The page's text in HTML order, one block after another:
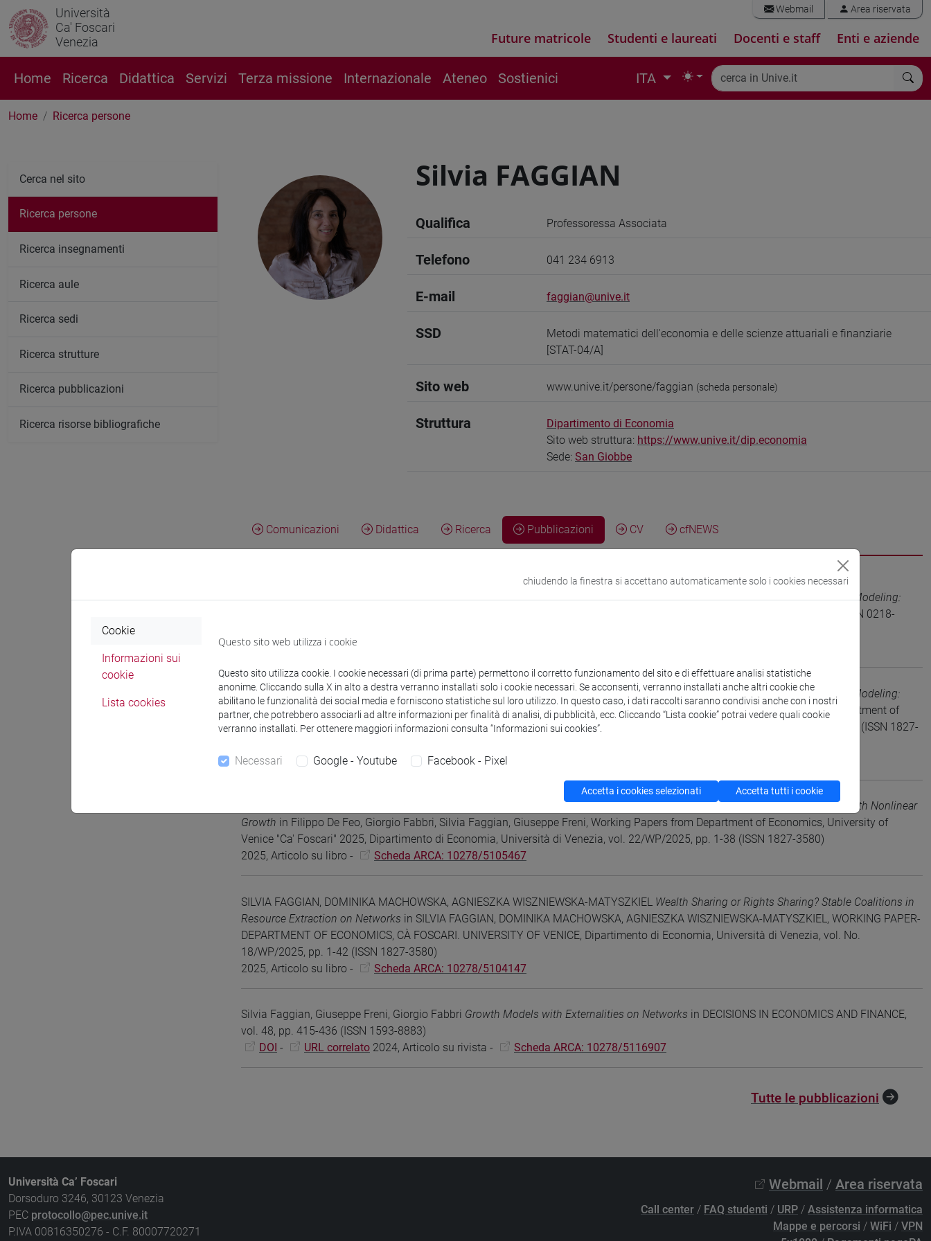
Università
Ca' Foscari
Venezia
Webmail Area riservata
Future matricole Studenti e laureati Docenti e staff Enti e aziende
Home Ricerca Didattica Servizi Terza missione Internazionale Ateneo Sostienici ITA
Home Ricerca persone
Silvia FAGGIAN
Qualifica Professoressa Associata
Telefono 041 234 6913
E-mail faggian@unive.it
SSD
Metodi matematici dell'economia e delle scienze attuariali e finanziarie
[STAT-04/A]
Sito web www.unive.it/persone/faggian (scheda personale)
Struttura
Dipartimento di Economia
Sito web struttura: https://www.unive.it/dip.economia
Sede: San Giobbe
Comunicazioni Didattica Ricerca Pubblicazioni CV cfNEWS
Giorgio Fabbri; Silvia Faggian; Salvatore Federico; Fausto Gozzi.Optimal Control in Infinite Dimensional Spaces and Economic Modeling:
in MATHEMATICAL MODELS AND METHODS IN APPLIED SCIENCES, vol. 36, pp. 941-1017 (ISSN 0218-
DOI- URL correlato
Giorgio Fabbri, Silvia Faggian, Salvatore Federico, Fausto Gozzi,Optimal Control in Infinite Dimensional Spaces and Economic Modeling:
State of the Art and Perspectivesin Giorgio Fabbri, Silvia Faggian, Salvatore Federico, Fausto Gozzi, Working Papers from Department of
Economics, University of Venice "Ca' Foscari" 2025, Dipartimento di Economia, Università di Venezia, vol. 16/WP/2025, pp. 1-66 (ISSN 1827-
2025, Articolo su libro -
Scheda ARCA: 10278/5102527
Symmetric Equilibria in Spatially Distributed Extraction Games with Nonlinear
Growth in Filippo De Feo, Giorgio Fabbri, Silvia Faggian, Giuseppe Freni, Working Papers from Department of Economics, University of
Venice "Ca' Foscari" 2025, Dipartimento di Economia, Università di Venezia, vol. 22/WP/2025, pp. 1-38 (ISSN 1827-3580)
2025, Articolo su libro -
Scheda ARCA: 10278/5105467
SILVIA FAGGIAN, DOMINIKA MACHOWSKA, AGNIESZKA WISZNIEWSKA-MATYSZKIEL Wealth Sharing or Rights Sharing? Stable Coalitions in
Resource Extraction on Networks in SILVIA FAGGIAN, DOMINIKA MACHOWSKA, AGNIESZKA WISZNIEWSKA-MATYSZKIEL, WORKING PAPER-
DEPARTMENT OF ECONOMICS, CÀ FOSCARI. UNIVERSITY OF VENICE, Dipartimento di Economia, Università di Venezia, vol. No.
18/WP/2025, pp. 1-42 (ISSN 1827-3580)
2025, Articolo su libro -
Scheda ARCA: 10278/5104147
Silvia Faggian, Giuseppe Freni, Giorgio Fabbri Growth Models with Externalities on Networks in DECISIONS IN ECONOMICS AND FINANCE,
vol. 48, pp. 415-436 (ISSN 1593-8883)
DOI - URL correlato 2024, Articolo su rivista - Scheda ARCA: 10278/5116907
Tutte le pubblicazioni
Cerca nel sito
Ricerca persone
Ricerca insegnamenti
Ricerca aule
Ricerca sedi
Ricerca strutture
Ricerca pubblicazioni
Ricerca risorse bibliografiche
Università Ca’ Foscari
Dorsoduro 3246, 30123 Venezia
PEC protocollo@pec.unive.it
P.IVA 00816350276 - C.F. 80007720271
Webmail / Area riservata
Call center / FAQ studenti / URP / Assistenza informatica
Mappe e percorsi / WiFi / VPN
chiudendo la finestra si accettano automaticamente solo i cookies necessari
Cookie
Informazioni sui
cookie
Lista cookies
Questo sito web utilizza i cookie
Questo sito utilizza cookie. I cookie necessari (di prima parte) permettono il corretto funzionamento del sito e di effettuare analisi statistiche
anonime. Cliccando sulla X in alto a destra verranno installati solo i cookie necessari. Se acconsenti, verranno installati anche altri cookie che
abilitano le funzionalità dei social media e forniscono statistiche sul loro utilizzo. In questo caso, i dati raccolti saranno condivisi anche con i nostri
partner, che potrebbero associarli ad altre informazioni per finalità di analisi, di pubblicità, ecc. Cliccando “Lista cookie” potrai vedere quali cookie
verranno installati. Per ottenere maggiori informazioni consulta “Informazioni sui cookies”.
Necessari Google - Youtube Facebook - Pixel
Accetta i cookies selezionati Accetta tutti i cookie